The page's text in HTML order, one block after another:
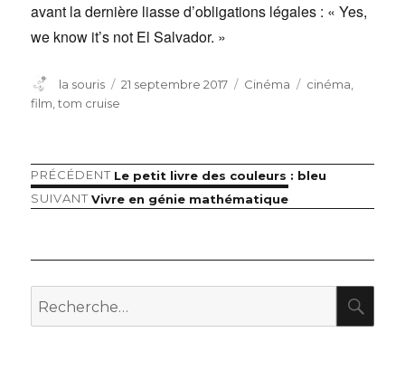
avant la dernière liasse d’obligations légales : « Yes,
we know it’s not El Salvador. »
Auteur
la souris
Publié
21 septembre 2017 Catégories
Cinéma Étiquettes
cinéma,
film,tom cruise
Navigation
l’article
PRÉCÉDENT Article
précédent :
Le petit livre des couleurs : bleu
SUIVANT Article
Vivre en génie mathématique
Recherche
pour